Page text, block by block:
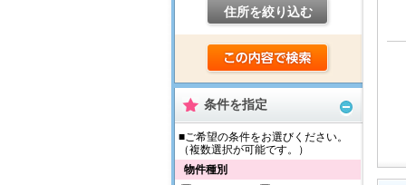
住所を絞り込む
条件を指定
■ご希望の条件をお選びください。
（複数選択が可能です。）
物件種別